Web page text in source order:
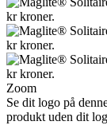
Zoom
Se dit logo på
produkt uden dit